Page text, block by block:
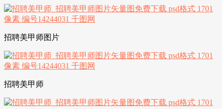
招聘美甲师图片
招聘美甲师